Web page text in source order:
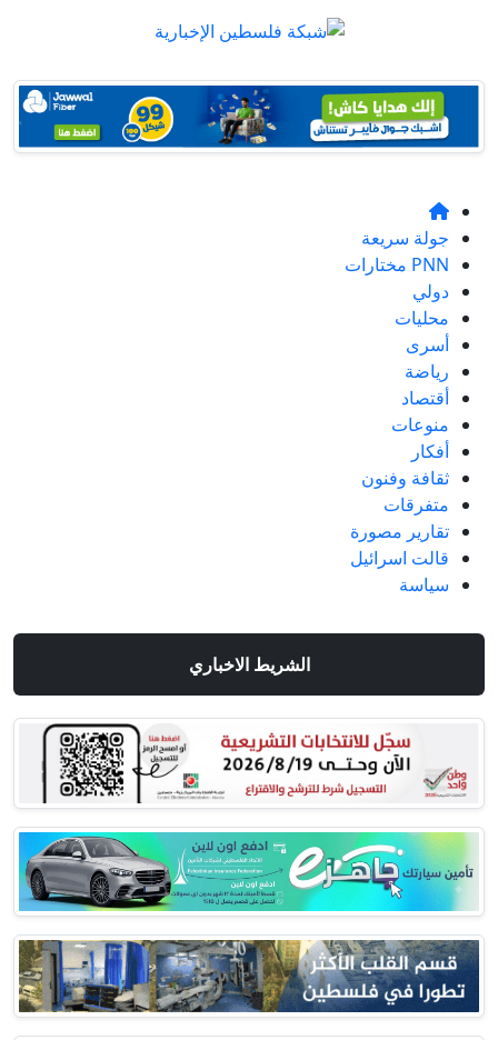
جولة سريعة
PNN مختارات
دولي
محليات
أسرى
رياضة
أقتصاد
منوعات
أفكار
ثقافة وفنون
متفرقات
تقارير مصورة
قالت اسرائيل
سياسة
الشريط الاخباري